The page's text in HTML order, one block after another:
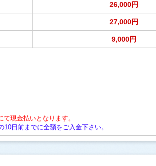
26,000円
27,000円
9,000円
現金払いとなります。
日前までに全額をご入金下さい。